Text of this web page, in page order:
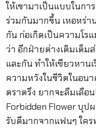
ให้เขามาเป็นแบบในกา
ร่วมกันมากขึ้น เหอหร่
กัน ก่อเกิดเป็นความโร
ว่า อีกฝ่ายต่างเติมเต็
และกัน ทำให้เซียวหาน
ความหวังในชีวิตในอน
ตราตรึง ยากจะลืมเลือ
Forbidden Flower บุป
รับดีมากจากแฟนๆ ใคร